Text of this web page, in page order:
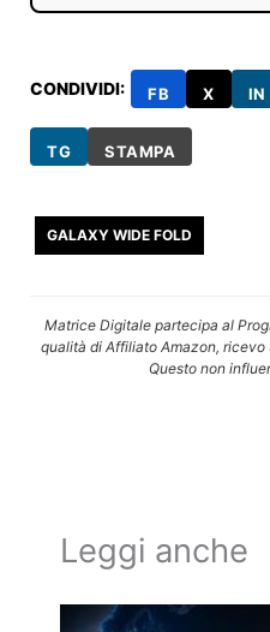
CONDIVIDI: FB X IN
TG STAMPA
GALAXY WIDE FOLD
Matrice Digitale partecipa al
qualità di Affiliato Amazon,
Questo non
Leggi anche